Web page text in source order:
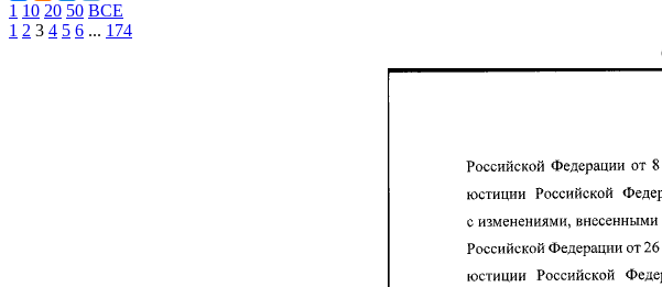
1 10 20 50 ВСЕ
1 2 3 4 5 6 ... 174